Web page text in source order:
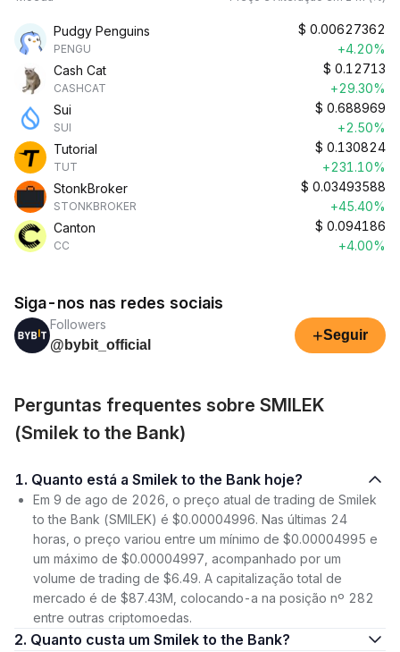
Pudgy Penguins
PENGU
$ 0.00627362
+4.20%
Cash Cat
CASHCAT
$ 0.12713
+29.30%
Sui
SUI
$ 0.688969
+2.50%
Tutorial
TUT
$ 0.130824
+231.10%
StonkBroker
STONKBROKER
$ 0.03493588
+45.40%
Canton
CC
$ 0.094186
+4.00%
Siga-nos nas redes sociais
Followers
@bybit_official
+Seguir
Perguntas frequentes sobre SMILEK
(Smilek to the Bank)
1. Quanto está a Smilek to the Bank hoje?
Em 9 de ago de 2026, o preço atual de trading de Smilek
to the Bank (SMILEK) é $0.00004996. Nas últimas 24
horas, o preço variou entre um mínimo de $0.00004995 e
um máximo de $0.00004997, acompanhado por um
volume de trading de $6.49. A capitalização total de
mercado é de $87.43M, colocando-a na posição nº 282
entre outras criptomoedas.
2. Quanto custa um Smilek to the Bank?